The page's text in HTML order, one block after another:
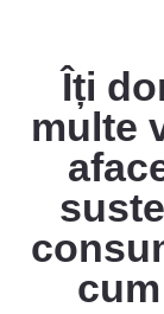
Îți
multe